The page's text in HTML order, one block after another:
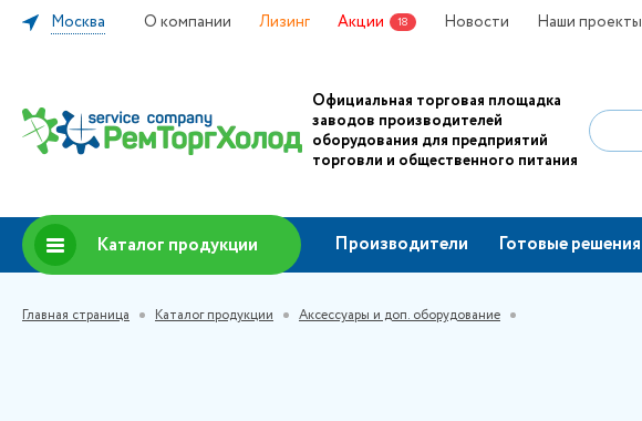
Москва О компании Лизинг Акции 18 Новости Наши проекты
Официальная торговая площадка
заводов производителей
оборудования для предприятий
торговли и общественного питания
Каталог продукции Производители Готовые решения
Главная страница Каталог продукции Аксессуары и доп. оборудование